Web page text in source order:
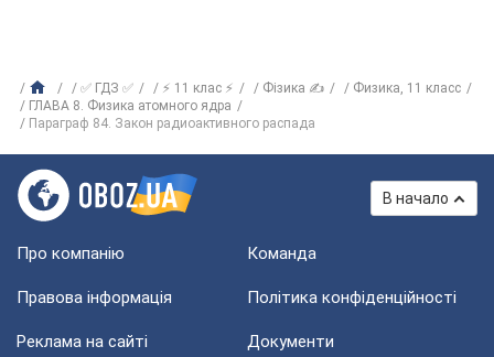
✅ ГДЗ ✅ ⚡ 11 клас ⚡ Фізика ✍
Физика, 11 класс
ГЛАВА 8. Физика атомного ядра
Параграф 84. Закон радиоактивного распада
В начало
Про компанію Команда
Правова інформація Політика конфіденційності
Реклама на сайті Документи